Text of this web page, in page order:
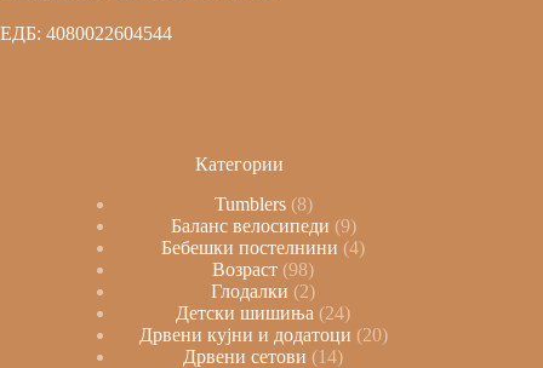
ЕДБ: 4080022604544
Категории
Tumblers 8
Баланс велосипеди 9
Бебешки постелнини 4
Возраст 98
Глодалки
2
Детски шишиња
24
Дрвени кујни и додатоци 20
Дрвени сетови
14